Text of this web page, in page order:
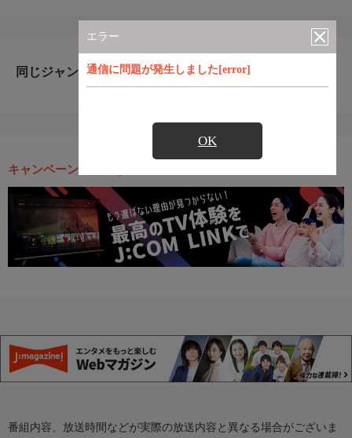
エラー
通信に問題が発生しました[error]
OK
同じジャンルのおすすめ番組
キャンペーン・お得な情報
番組内容、放送時間などが実際の放送内容と異なる場合がございま